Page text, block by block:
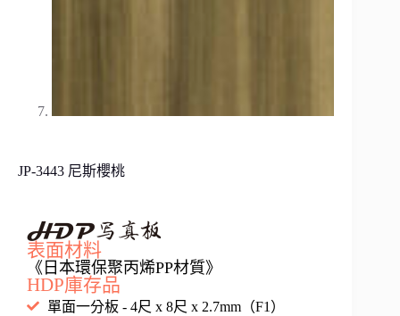
JP-3443 尼斯櫻桃
表面材料
《日本環保聚丙烯PP材質》
HDP庫存品
單面一分板 - 4尺 x 8尺 x 2.7mm（F1）